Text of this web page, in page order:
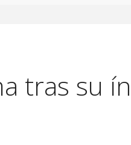
tras su